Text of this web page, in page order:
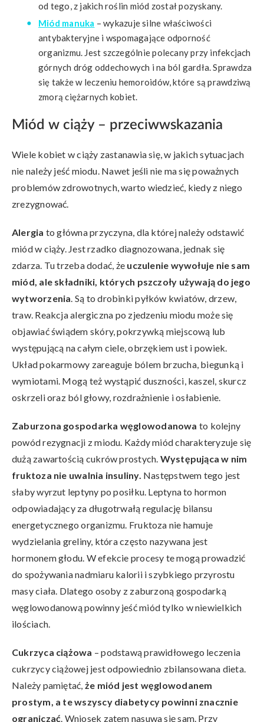
od tego, z jakich roślin miód został pozyskany.
Miód manuka – wykazuje silne właściwości
antybakteryjne i wspomagające odporność
organizmu. Jest szczególnie polecany przy infekcjach
górnych dróg oddechowych i na ból gardła. Sprawdza
się także w leczeniu hemoroidów, które są prawdziwą
zmorą ciężarnych kobiet.
Miód w ciąży – przeciwwskazania
Wiele kobiet w ciąży zastanawia się, w jakich sytuacjach
nie należy jeść miodu. Nawet jeśli nie ma się poważnych
problemów zdrowotnych, warto wiedzieć, kiedy z niego
zrezygnować.
Alergia to główna przyczyna, dla której należy odstawić
miód w ciąży. Jest rzadko diagnozowana, jednak się
zdarza. Tu trzeba dodać, że uczulenie wywołuje nie sam
miód, ale składniki, których pszczoły używają do jego
wytworzenia. Są to drobinki pyłków kwiatów, drzew,
traw. Reakcja alergiczna po zjedzeniu miodu może się
objawiać świądem skóry, pokrzywką miejscową lub
występującą na całym ciele, obrzękiem ust i powiek.
Układ pokarmowy zareaguje bólem brzucha, biegunką i
wymiotami. Mogą też wystąpić duszności, kaszel, skurcz
oskrzeli oraz ból głowy, rozdrażnienie i osłabienie.
Zaburzona gospodarka węglowodanowa to kolejny
powód rezygnacji z miodu. Każdy miód charakteryzuje się
dużą zawartością cukrów prostych. Występująca w nim
fruktoza nie uwalnia insuliny. Następstwem tego jest
słaby wyrzut leptyny po posiłku. Leptyna to hormon
odpowiadający za długotrwałą regulację bilansu
energetycznego organizmu. Fruktoza nie hamuje
wydzielania greliny, która często nazywana jest
hormonem głodu. W efekcie procesy te mogą prowadzić
do spożywania nadmiaru kalorii i szybkiego przyrostu
masy ciała. Dlatego osoby z zaburzoną gospodarką
węglowodanową powinny jeść miód tylko w niewielkich
ilościach.
Cukrzyca ciążowa – podstawą prawidłowego leczenia
cukrzycy ciążowej jest odpowiednio zbilansowana dieta.
Należy pamiętać, że miód jest węglowodanem
prostym, a te wszyscy diabetycy powinni znacznie
ograniczać. Wniosek zatem nasuwa się sam. Przy